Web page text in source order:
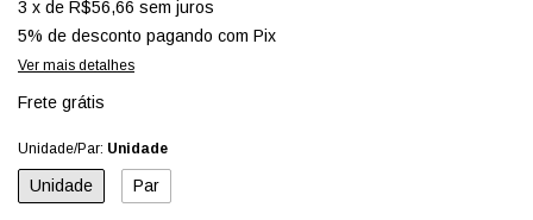
3 x de R$56,66 sem juros
5% de desconto pagando com Pix
Ver mais detalhes
Frete grátis
Unidade/Par: Unidade
Unidade Par